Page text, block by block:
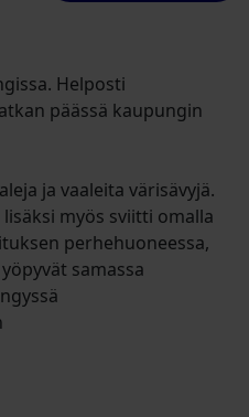
Helposti
päässä kaupungin
ja vaaleita värisävyjä.
myös sviitti omalla
perhehuoneessa,
samassa